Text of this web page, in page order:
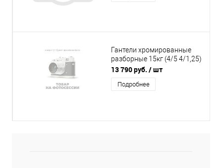
Гантели хромированные
разборные 15кг (4/5 4/1,25)
д26 пара
13 790 руб. / шт
Подробнее